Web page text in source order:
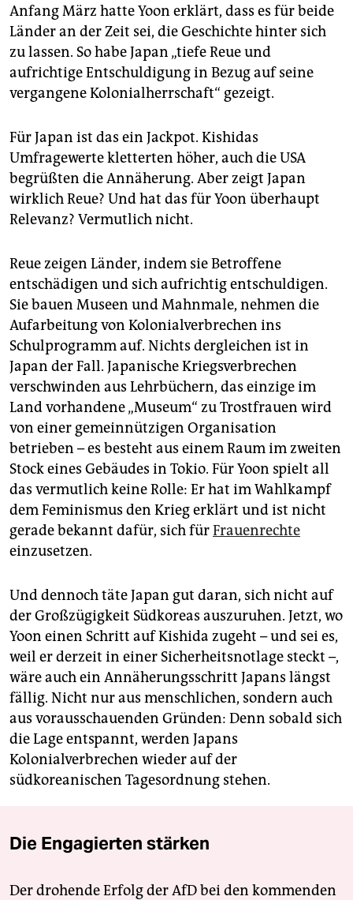
Anfang März hatte Yoon erklärt, dass es für beide
Länder an der Zeit sei, die Geschichte hinter sich
zu lassen. So habe Japan „tiefe Reue und
aufrichtige Entschuldigung in Bezug auf seine
vergangene Kolonialherrschaft“ gezeigt.
Für Japan ist das ein Jackpot. Kishidas
Umfragewerte kletterten höher, auch die USA
begrüßten die Annäherung. Aber zeigt Japan
wirklich Reue? Und hat das für Yoon überhaupt
Relevanz? Vermutlich nicht.
Reue zeigen Länder, indem sie Betroffene
entschädigen und sich aufrichtig entschuldigen.
Sie bauen Museen und Mahnmale, nehmen die
Aufarbeitung von Kolonialverbrechen ins
Schulprogramm auf. Nichts dergleichen ist in
Japan der Fall. Japanische Kriegsverbrechen
verschwinden aus Lehrbüchern, das einzige im
Land vorhandene „Museum“ zu Trostfrauen wird
von einer gemeinnützigen Organisation
betrieben – es besteht aus einem Raum im zweiten
Stock eines Gebäudes in Tokio. Für Yoon spielt all
das vermutlich keine Rolle: Er hat im Wahlkampf
dem Feminismus den Krieg erklärt und ist nicht
gerade bekannt dafür, sich fürFrauenrechte
einzusetzen.
Und dennoch täte Japan gut daran, sich nicht auf
der Großzügigkeit Südkoreas auszuruhen. Jetzt, wo
Yoon einen Schritt auf Kishida zugeht – und sei es,
weil er derzeit in einer Sicherheitsnotlage steckt –,
wäre auch ein Annäherungsschritt Japans längst
fällig. Nicht nur aus menschlichen, sondern auch
aus vorausschauenden Gründen: Denn sobald sich
die Lage entspannt, werden Japans
Kolonialverbrechen wieder auf der
südkoreanischen Tagesordnung stehen.
Die Engagierten stärken
Der drohende Erfolg der AfD bei den kommenden